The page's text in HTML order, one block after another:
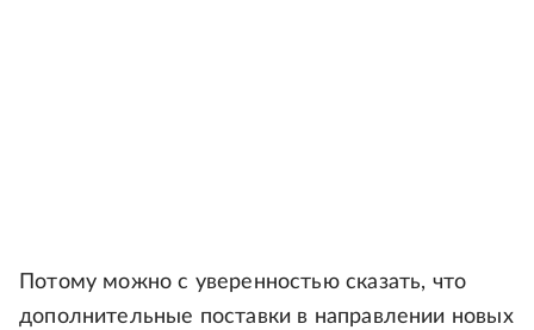
Потому можно с уверенностью сказать, что
дополнительные поставки в направлении новых